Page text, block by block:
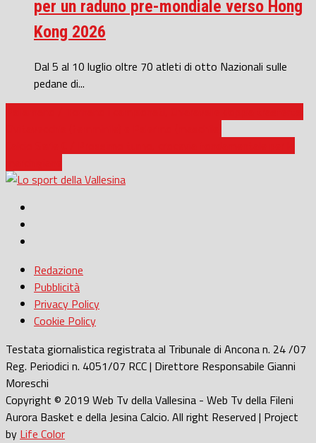
per un raduno pre-mondiale verso Hong
Kong 2026
Dal 5 al 10 luglio oltre 70 atleti di otto Nazionali sulle
pedane di...
Redazione
Pubblicità
Privacy Policy
Cookie Policy
Testata giornalistica registrata al Tribunale di Ancona n. 24 /07
Reg. Periodici n. 4051/07 RCC | Direttore Responsabile Gianni
Moreschi
Copyright © 2019 Web Tv della Vallesina - Web Tv della Fileni
Aurora Basket e della Jesina Calcio. All right Reserved | Project
by Life Color